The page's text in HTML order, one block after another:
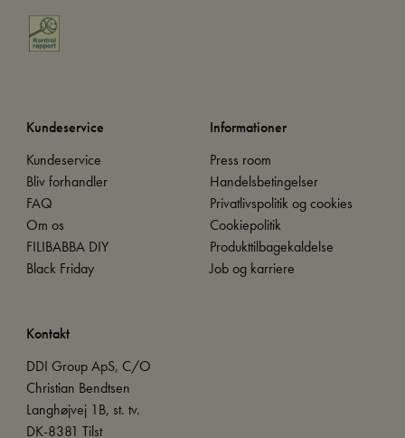
Kundeservice
Kundeservice
Bliv forhandler
FAQ
Om os
FILIBABBA DIY
Black Friday
Informationer
Press room
Handelsbetingelser
Privatlivspolitik og cookies
Cookiepolitik
Produkttilbagekaldelse
Job og karriere
Kontakt
DDI Group ApS, C/O
Christian Bendtsen
Langhøjvej 1B, st. tv.
DK-8381 Tilst